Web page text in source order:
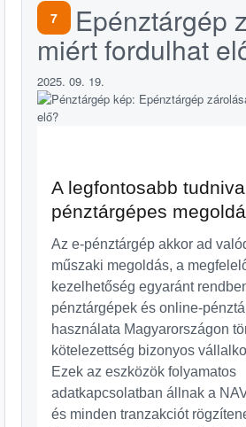
7 Epénztárgép
miért fordulhat
2025. 09. 19.
A legfontosabb
pénztárgépes
Az e-pénztárgép akkor ad
műszaki megoldás, a
kezelhetőség egyaránt
pénztárgépek és online-
használata Magyarországon
kötelezettség bizonyos
Ezek az eszközök folyamatos
adatkapcsolatban állnak a
és minden tranzakciót